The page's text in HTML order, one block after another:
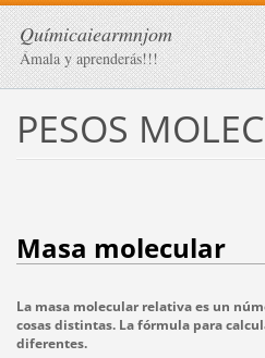
Químicaiearmnjom
Ámala y aprenderás!!!
PESOS
Masa molecular
La masa molecular relativa es un
cosas distintas. La fórmula para
diferentes.